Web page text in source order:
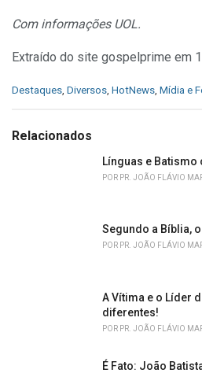
Com informações UOL.
Extraído do site gospelprime em
C
e
Destaques, Diversos, HotNews, Mídia e
Relacionados
Línguas e Batismo
POR PR. JOÃO FLÁVIO
Segundo a Bíblia,
POR PR. JOÃO FLÁVIO
A Vítima e o Líder
diferentes!
POR PR. JOÃO FLÁVIO
É Fato: João